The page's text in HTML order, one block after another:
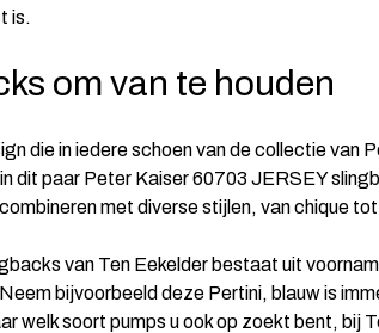
is.
om van te houden
die in iedere schoen van de collectie van
dit paar Peter Kaiser 60703 JERSEY
met diverse stijlen, van chique
van Ten Eekelder bestaat uit
bijvoorbeeld deze Pertini, blauw is
welk soort pumps u ook op zoekt bent, bij